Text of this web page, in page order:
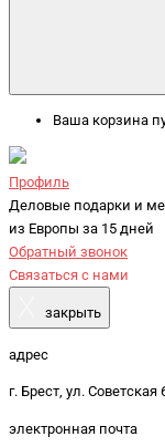
Ваша корзина
Профиль
Деловые подарки и
из Европы за 15 дней
Обратный звонок
Связаться с нами
закрыть
адрес
г. Брест, ул.
электронная почта